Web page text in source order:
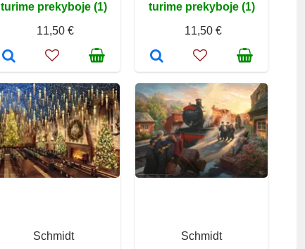
turime prekyboje (1)
11,50 €
turime prekyboje (1)
11,50 €
Schmidt
Schmidt